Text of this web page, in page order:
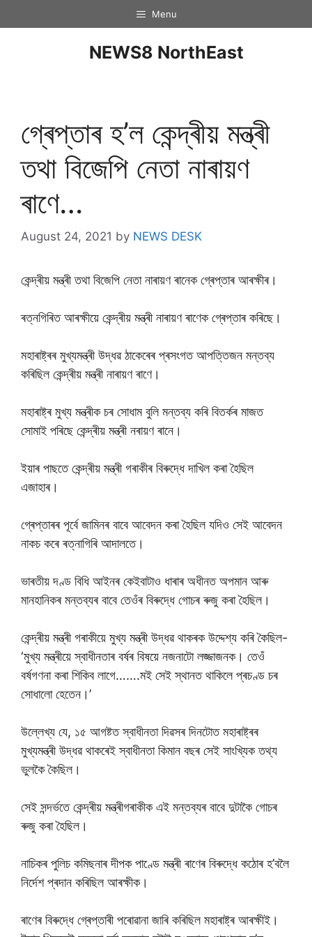
Menu
NEWS8 NorthEast
গ্ৰেপ্তাৰ হ’ল কেন্দ্ৰীয় মন্ত্ৰী
তথা বিজেপি নেতা নাৰায়ণ
ৰাণে…
August 24, 2021 by NEWS DESK
কেন্দ্ৰীয় মন্ত্ৰী তথা বিজেপি নেতা নাৰায়ণ ৰানেক গ্ৰেপ্তাৰ আৰক্ষীৰ।
ৰত্নগিৰিত আৰক্ষীয়ে কেন্দ্ৰীয় মন্ত্ৰী নাৰায়ণ ৰাণেক গ্ৰেপ্তাৰ কৰিছে।
মহাৰাষ্ট্ৰৰ মুখ্যমন্ত্ৰী উদ্ধৱ ঠাকেৰেৰ প্ৰসংগত আপত্তিজন মন্তব্য
কৰিছিল কেন্দ্ৰীয় মন্ত্ৰী নাৰায়ণ ৰাণে।
মহাৰাষ্ট্ৰ মুখ্য মন্ত্ৰীক চৰ সোধাম বুলি মন্তব্য কৰি বিতৰ্কৰ মাজত
সোমাই পৰিছে কেন্দ্ৰীয় মন্ত্ৰী নৰায়ণ ৰানে।
ইয়াৰ পাছতে কেন্দ্ৰীয় মন্ত্ৰী গৰাকীৰ বিৰুদ্ধে দাখিল কৰা হৈছিল
এজাহাৰ।
গ্ৰেপ্তাৰৰ পূৰ্বে জামিনৰ বাবে আবেদন কৰা হৈছিল যদিও সেই আবেদন
নাকচ কৰে ৰত্নাগিৰি আদালতে।
ভাৰতীয় দণ্ড বিধি আইনৰ কেইবাটাও ধাৰাৰ অধীনত অপমান আৰু
মানহানিকৰ মন্তব্যৰ বাবে তেওঁৰ বিৰুদ্ধে গোচৰ ৰুজু কৰা হৈছিল।
কেন্দ্ৰীয় মন্ত্ৰী গৰাকীয়ে মুখ্য মন্ত্ৰী উদ্ধৱ থাকৰক উদ্দেশ্য কৰি কৈছিল-
‘মুখ্য মন্ত্ৰীয়ে স্বাধীনতাৰ বৰ্ষৰ বিষয়ে নজনাটো লজ্জাজনক। তেওঁ
বৰ্ষগণনা কৰা শিকিব লাগে…….মই সেই স্থানত থাকিলে প্ৰচণ্ড চৰ
সোধালো হেতেন।’
উল্লেখ্য যে, ১৫ আগষ্টত স্বাধীনতা দিৱসৰ দিনটোত মহাৰাষ্ট্ৰৰ
মুখ্যমন্ত্ৰী উদ্ধৱ থাকৰেই স্বাধীনতা কিমান বছৰ সেই সাংখ্যিক তথ্য
ভুলকৈ কৈছিল।
সেই সন্দৰ্ভতে কেন্দ্ৰীয় মন্ত্ৰীগৰাকীক এই মন্তব্যৰ বাবে দুটাকৈ গোচৰ
ৰুজু কৰা হৈছিল।
নাচিকৰ পুলিচ কমিছনাৰ দীপক পাণ্ডে মন্ত্ৰী ৰাণেৰ বিৰুদ্ধে কঠোৰ হ’বলৈ
নিৰ্দেশ প্ৰদান কৰিছিল আৰক্ষীক।
ৰাণেৰ বিৰুদ্ধে গ্ৰেপ্তাৰী পৰোৱানা জাৰি কৰিছিল মহাৰাষ্ট্ৰ আৰক্ষীই।